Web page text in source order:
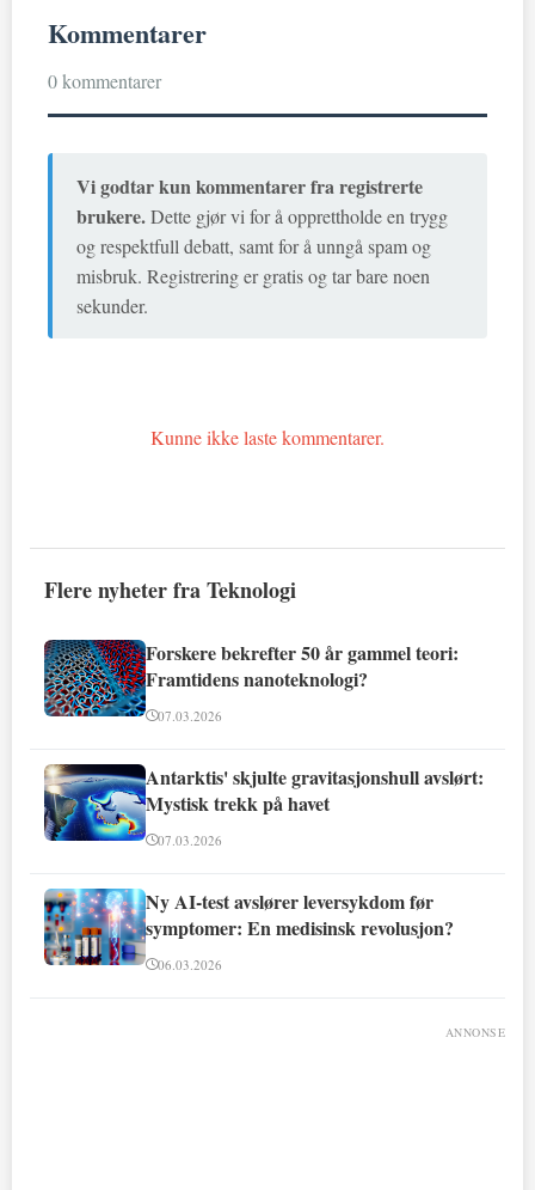
Kommentarer
0 kommentarer
Vi godtar kun kommentarer fra registrerte
brukere.Dette gjør vi for å opprettholde en trygg
og respektfull debatt, samt for å unngå spam og
misbruk. Registrering er gratis og tar bare noen
sekunder.
Kunne ikke laste kommentarer.
Flere nyheter fra Teknologi
Forskere bekrefter 50 år gammel teori:
Framtidens nanoteknologi?
07.03.2026
Antarktis' skjulte gravitasjonshull avslørt:
Mystisk trekk på havet
07.03.2026
Ny AI-test avslører leversykdom før
symptomer: En medisinsk revolusjon?
06.03.2026
ANNONSE